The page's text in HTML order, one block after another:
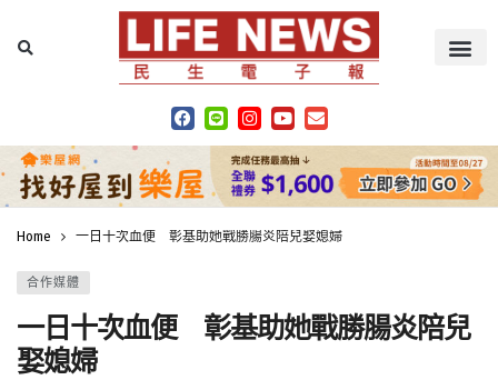
Home 一日十次血便 彰基助她戰勝腸炎陪兒娶媳婦
合作媒體
一日十次血便 彰基助她戰勝腸炎陪兒
娶媳婦